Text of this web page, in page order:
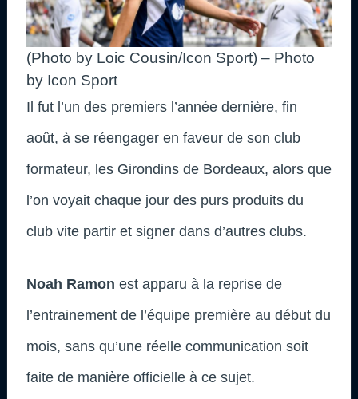
(Photo by Loic Cousin/Icon Sport) – Photo
by Icon Sport
Il fut l’un des premiers l’année dernière, fin
août, à se réengager en faveur de son club
formateur, les Girondins de Bordeaux, alors que
l’on voyait chaque jour des purs produits du
club vite partir et signer dans d’autres clubs.
Noah Ramon est apparu à la reprise de
l’entrainement de l’équipe première au début du
mois, sans qu’une réelle communication soit
faite de manière officielle à ce sujet.